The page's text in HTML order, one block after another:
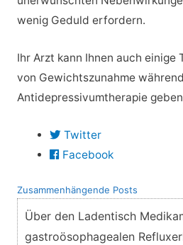
wenig Geduld erfordern.
Ihr Arzt kann Ihnen auch einige
von Gewichtszunahme
Antidepressivumtherapie
Twitter
Facebook
Zusammenhängende Posts
Über den Ladentisch
gastroösophagealen